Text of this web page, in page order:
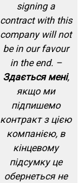
signing a
contract with this
company will not
be in our favour
in the end. –
Здається мені,
якщо ми
підпишемо
контракт з цією
компанією, в
кінцевому
підсумку це
обернеться не